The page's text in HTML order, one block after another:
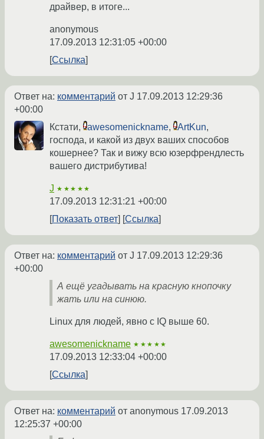
драйвер, в итоге...
anonymous
17.09.2013 12:31:05 +00:00
Ссылка
Ответ на: комментарий от J 17.09.2013 12:29:36
+00:00
Кстати,
awesomenickname, ArtKun,
господа, и какой из двух ваших способов
кошернее? Так и вижу всю юзерфрендлесть
вашего дистрибутива!
J ★★★★★
17.09.2013 12:31:21 +00:00
Показать ответ
Ссылка
Ответ на: комментарий от J 17.09.2013 12:29:36
+00:00
А ещё угадывать на красную кнопочку
жать или на синюю.
Linux для людей, явно с IQ выше 60.
awesomenickname ★★★★★
17.09.2013 12:33:04 +00:00
Ссылка
Ответ на: комментарий от anonymous 17.09.2013
12:25:37 +00:00